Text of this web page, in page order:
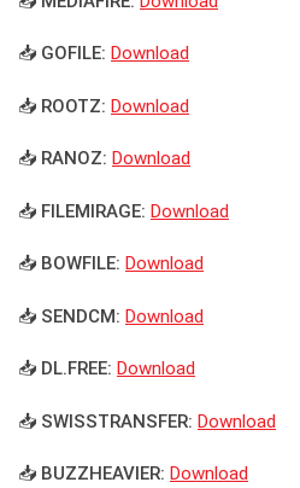
📥 GOFILE: Download
📥 ROOTZ: Download
📥 RANOZ: Download
📥 FILEMIRAGE: Download
📥 BOWFILE: Download
📥 SENDCM: Download
📥 DL.FREE: Download
📥 SWISSTRANSFER: Download
📥 BUZZHEAVIER: Download